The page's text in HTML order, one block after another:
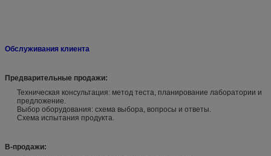
Обслуживания клиента
Предварительные продажи:
Техническая консультация: метод теста, планирование лаборатории и
предложение.
Выбор оборудования: схема выбора, вопросы и ответы.
Схема испытания продукта.
В-продажи: